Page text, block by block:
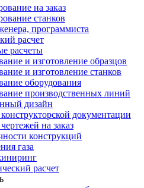
на заказ
станков
программиста
расчет
расчеты
и изготовление образцов
и изготовление станков
оборудования
производственных линий
дизайн
конструкторской документации
на заказ
конструкций
газа
расчет